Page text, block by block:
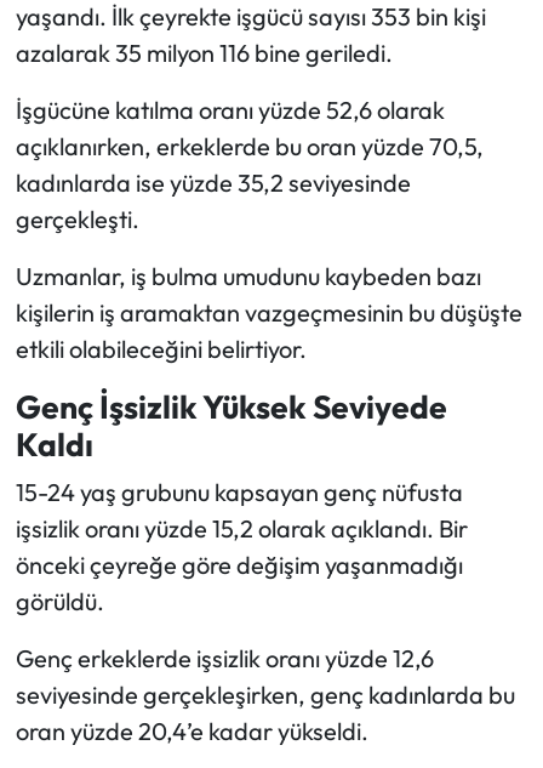
yaşandı. İlk çeyrekte işgücü sayısı 353 bin kişi
azalarak 35 milyon 116 bine geriledi.
İşgücüne katılma oranı yüzde 52,6 olarak
açıklanırken, erkeklerde bu oran yüzde 70,5,
kadınlarda ise yüzde 35,2 seviyesinde
gerçekleşti.
Uzmanlar, iş bulma umudunu kaybeden bazı
kişilerin iş aramaktan vazgeçmesinin bu düşüşte
etkili olabileceğini belirtiyor.
Genç İşsizlik Yüksek Seviyede
Kaldı
15-24 yaş grubunu kapsayan genç nüfusta
işsizlik oranı yüzde 15,2 olarak açıklandı. Bir
önceki çeyreğe göre değişim yaşanmadığı
görüldü.
Genç erkeklerde işsizlik oranı yüzde 12,6
seviyesinde gerçekleşirken, genç kadınlarda bu
oran yüzde 20,4’e kadar yükseldi.